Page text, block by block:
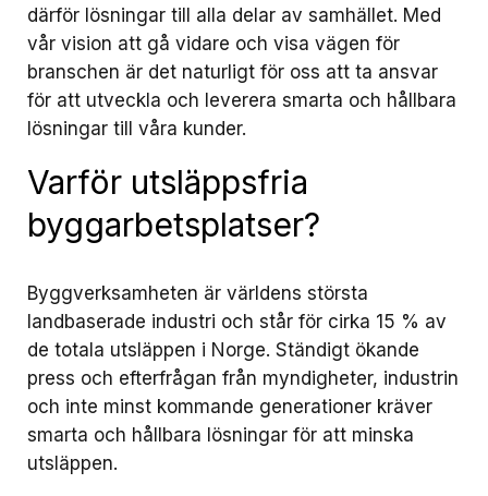
därför lösningar till alla delar av samhället. Med
vår vision att gå vidare och visa vägen för
branschen är det naturligt för oss att ta ansvar
för att utveckla och leverera smarta och hållbara
lösningar till våra kunder.
Varför utsläppsfria
byggarbetsplatser?
Byggverksamheten är världens största
landbaserade industri och står för cirka 15 % av
de totala utsläppen i Norge. Ständigt ökande
press och efterfrågan från myndigheter, industrin
och inte minst kommande generationer kräver
smarta och hållbara lösningar för att minska
utsläppen.